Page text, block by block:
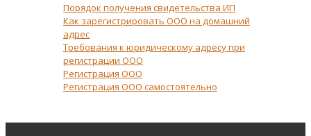
Порядок получения свидетельства ИП
Как зарегистрировать ООО на домашний
адрес
Требования к юридическому адресу при
регистрации ООО
Регистрация ООО
Регистрация ООО самостоятельно